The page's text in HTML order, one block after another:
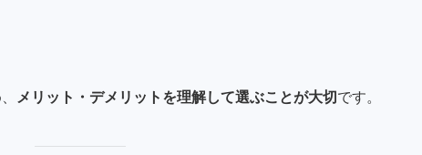
メリット・デメリットを理解して選ぶことが大切です。